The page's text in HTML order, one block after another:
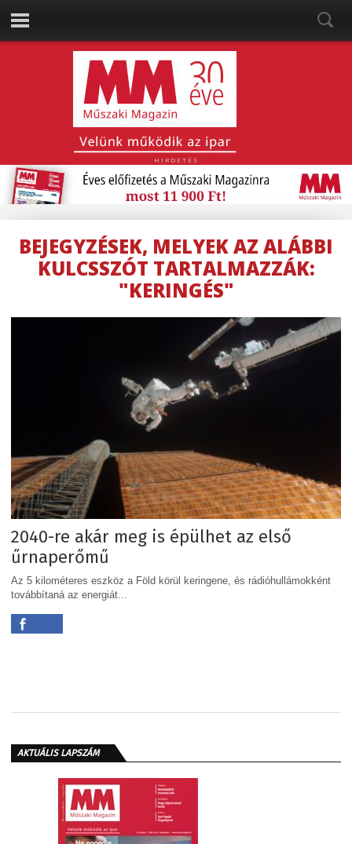
HIRDETÉS
BEJEGYZÉSEK, MELYEK AZ ALÁBBI
KULCSSZÓT TARTALMAZZÁK:
"KERINGÉS"
2040-re akár meg is épülhet az első
űrnaperőmű
Az 5 kilométeres eszköz a Föld körül keringene, és rádióhullámokként
továbbítaná az energiát...
AKTUÁLIS LAPSZÁM